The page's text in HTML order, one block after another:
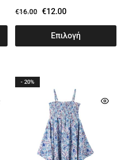
€16.00 €12.00
Επιλογή
- 20%